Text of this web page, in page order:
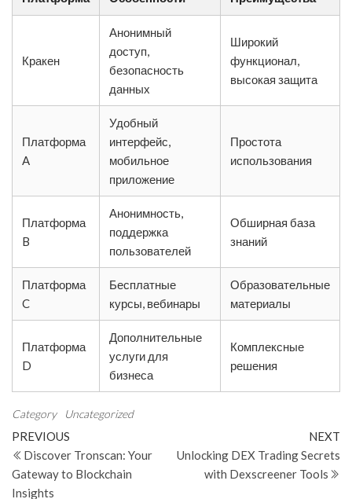
Кракен
Анонимный
доступ,
безопасность
данных
Широкий
функционал,
высокая защита
Платформа
A
Удобный
интерфейс,
мобильное
приложение
Простота
использования
Платформа
B
Анонимность,
поддержка
пользователей
Обширная база
знаний
Платформа
C
Бесплатные
курсы, вебинары
Образовательные
материалы
Платформа
D
Дополнительные
услуги для
бизнеса
Комплексные
решения
Category Uncategorized
Post
navigation
Previous
Post
PREVIOUS
Discover Tronscan: Your
Gateway to Blockchain
Insights
NEXT
Unlocking DEX Trading Secrets
with Dexscreener Tools